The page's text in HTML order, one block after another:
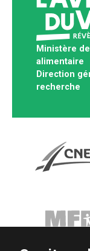
Ministère
alimentaire
Direction
recherche